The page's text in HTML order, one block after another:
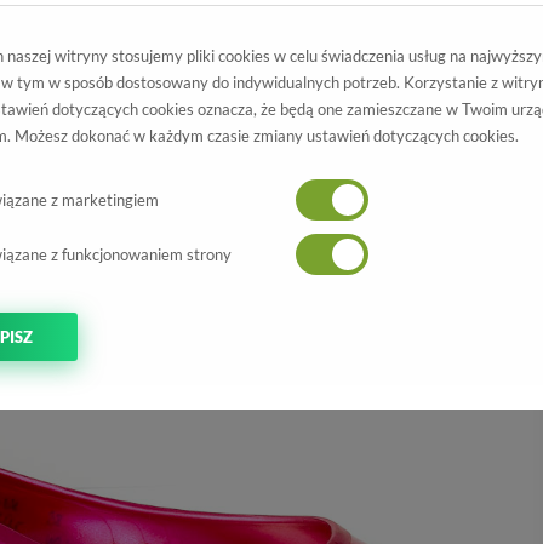
Inblu
BP-10 Fuxia
-70%
naszej witryny stosujemy pliki cookies w celu świadczenia usług na
tym w sposób dostosowany do indywidualnych potrzeb. Korzystanie z
dotyczących cookies oznacza, że będą one zamieszczane w Twoim
Możesz dokonać w każdym czasie zmiany ustawień dotyczących cookies.
z marketingiem
z funkcjonowaniem strony